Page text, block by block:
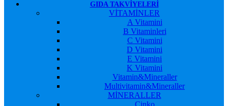
GIDA TAKVIYELERI
VİTAMİNLER
A Vitamini
B Vitaminleri
C Vitamini
D Vitamini
E Vitamini
K Vitamini
Vitamin&Mineraller
Multivitamin&Mineraller
MİNERALLER
Çinko